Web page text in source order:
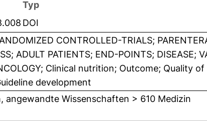
Typ
DOI
CONTROLLED-TRIALS;
ADULT PATIENTS; END-POINTS; DISEASE;
Clinical nutrition; Outcome; Quality
development
angewandte Wissenschaften > 610 Medizin